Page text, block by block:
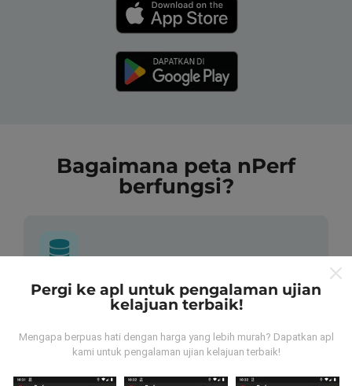
Bagaimana peta nPerf
berfungsi?
Dari mana asalnya data-data ni?
Data-data dikumpulkan dari ujian yang telah dilakukan
oleh pengguna app kami sendiri. Ujian ini dijalankan
jom muat turun app nPerf sekarang juga.Lagi banyak
Pergi ke apl untuk pengalaman ujian
kelajuan terbaik!
Mengapa berpuas hati dengan harga yang lebih murah? Dapatkan apl
kami untuk pengalaman ujian kelajuan terbaik!